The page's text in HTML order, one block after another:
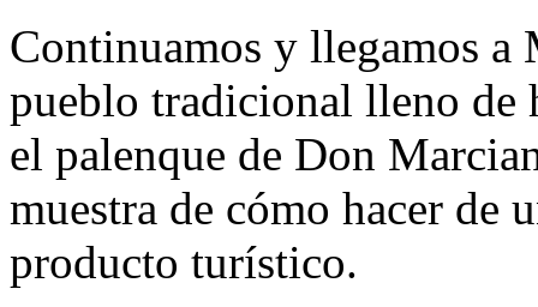
Continuamos y llegamos
pueblo tradicional lleno de
el palenque de Don
muestra de cómo hacer de
producto turístico.